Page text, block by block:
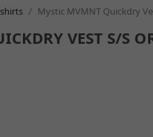
Mystic MVMNT Quickdry
VEST S/S